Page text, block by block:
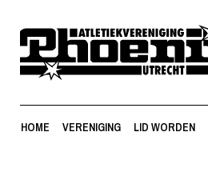
HOME VERENIGING LID WORDEN